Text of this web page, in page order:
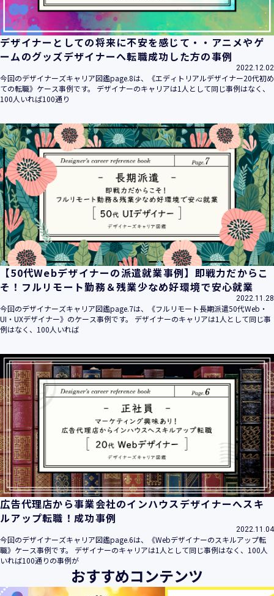
デザイナーとしての将来に不安を感じて・・アニメやゲ
ームのグッズデザイナーへ転職成功した方の事例
2022.12.02
今回のデザイナーズキャリア図鑑page.8は、《エディトリアルデザイナー20代初め
ての転職》ケース事例です。 デザイナーのキャリアは1人として同じ事例はなく、
100人いれば100通り
【50代Webデザイナーの派遣就業事例】即戦力だからこ
そ！フルリモート勤務＆残業少なめ好環境で安心就業
2022.11.28
今回のデザイナーズキャリア図鑑page.7は、《フルリモート長期派遣50代Web・
UI・UXデザイナー》のケース事例です。 デザイナーのキャリアは1人として同じ事
例はなく、100人いれば
広告代理店から事業会社のインハウスデザイナーへスキ
ルアップ転職！成功事例
2022.11.04
今回のデザイナーズキャリア図鑑page.6は、《Webデザイナーのスキルアップ転
職》ケース事例です。 デザイナーのキャリアは1人として同じ事例はなく、100人
いれば100通りの事例が
おすすめコンテンツ